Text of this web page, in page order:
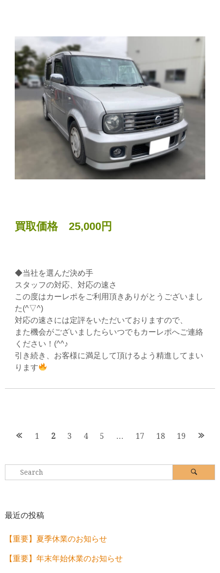
買取価格 25,000円
◆当社を選んだ決め手
スタッフの対応、対応の速さ
この度はカーレポをご利用頂きありがとうございまし
た(^▽^)
対応の速さには定評をいただいておりますので、
また機会がございましたらいつでもカーレポへご連絡
ください！(^^♪
引き続き、お客様に満足して頂けるよう精進してまい
ります
Posts
1 2 3 4 5 … 17 18 19
Search
for:
最近の投稿
【重要】夏季休業のお知らせ
【重要】年末年始休業のお知らせ